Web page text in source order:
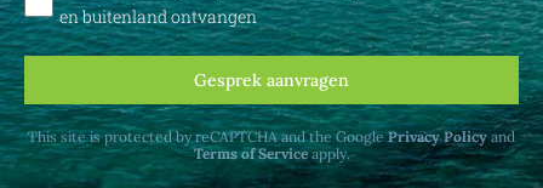
en buitenland ontvangen
Gesprek aanvragen
This site is protected by reCAPTCHA and the GooglePrivacy Policyand
Terms of Serviceapply.